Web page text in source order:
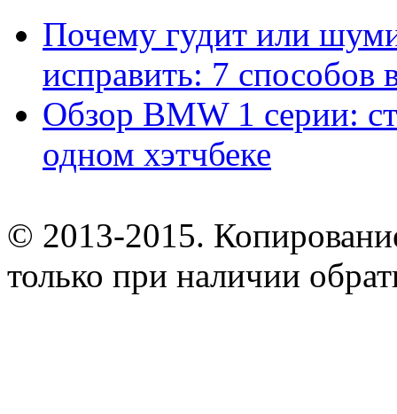
Почему гудит или
исправить: 7 способов
Обзор BMW 1 серии:
одном хэтчбеке
© 2013-2015.
только при наличии